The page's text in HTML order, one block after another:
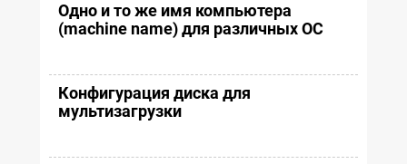
Одно и то же имя компьютера
(machine name) для различных OC
Конфигурация диска для
мультизагрузки